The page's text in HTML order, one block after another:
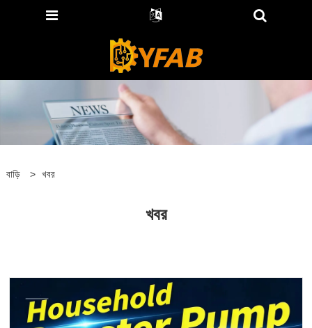
বাড়ি > খবর
খবর